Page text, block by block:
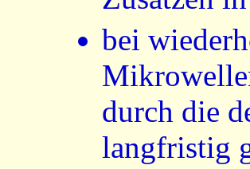
bei
durch die
langfristig